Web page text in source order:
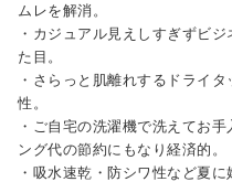
ムレを解消。
・カジュアル見えしすぎずビ
た目。
・さらっと肌離れするドライ
性。
・ご自宅の洗濯機で洗えてお
ング代の節約にもなり経済的。
・吸水速乾・防シワ性など夏に